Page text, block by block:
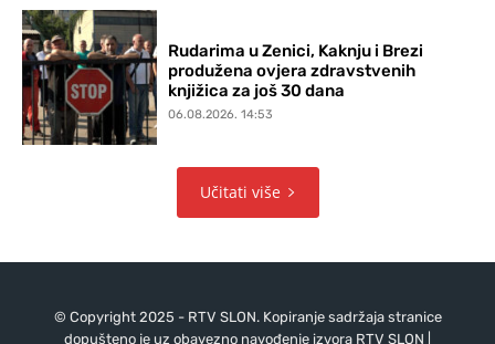
Rudarima u Zenici, Kaknju i Brezi
produžena ovjera zdravstvenih
knjižica za još 30 dana
06.08.2026. 14:53
Učitati više
© Copyright 2025 - RTV SLON. Kopiranje sadržaja stranice
dopušteno je uz obavezno navođenje izvora RTV SLON |